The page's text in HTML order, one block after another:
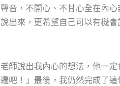
音，不開心、不甘心全在內
出來，更希望自己可以有機
師說出我內心的想法，他一
吧！」最後，我仍然完成了